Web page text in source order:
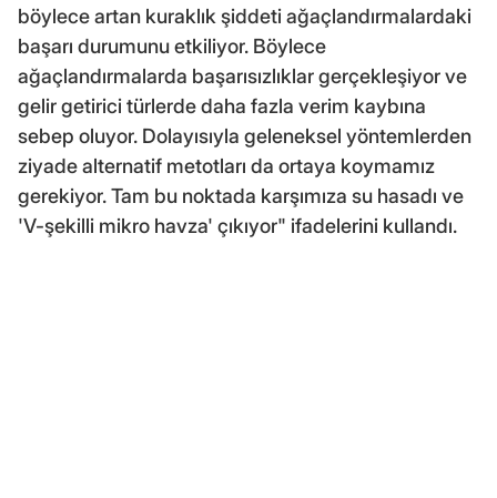
böylece artan kuraklık şiddeti ağaçlandırmalardaki
başarı durumunu etkiliyor. Böylece
ağaçlandırmalarda başarısızlıklar gerçekleşiyor ve
gelir getirici türlerde daha fazla verim kaybına
sebep oluyor. Dolayısıyla geleneksel yöntemlerden
ziyade alternatif metotları da ortaya koymamız
gerekiyor. Tam bu noktada karşımıza su hasadı ve
'V-şekilli mikro havza' çıkıyor" ifadelerini kullandı.